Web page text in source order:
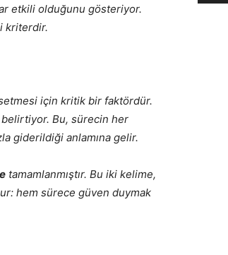
etkili olduğunu gösteriyor.
kriterdir.
için kritik bir faktördür.
Bu, sürecin her
giderildiği anlamına gelir.
tamamlanmıştır. Bu iki kelime,
hem sürece güven duymak